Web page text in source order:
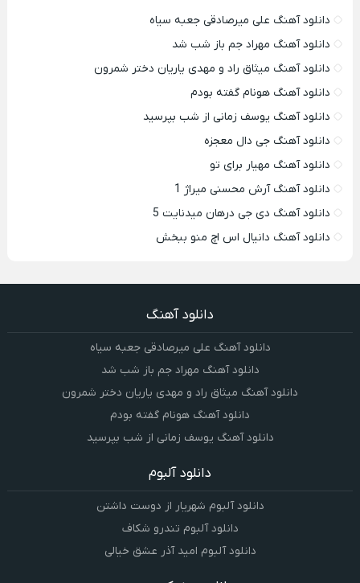
دانلود آهنگ علی میرصادقی جعبه سیاه
دانلود آهنگ مهراد جم باز شب شد
دانلود آهنگ میثاق راد و مهدی یاریان دختر شمرون
دانلود آهنگ هونام گفته بودم
دانلود آهنگ یوسف زمانی از شب بپرسید
دانلود آهنگ جی دال معجزه
دانلود آهنگ مهیار برای تو
دانلود آهنگ آرش محسنی میراژ 1
دانلود آهنگ دی جی درهان میدنایت 5
دانلود آهنگ دانیال اس اچ منو ببخش
دانلود آهنگ
دانلود آهنگ علی میرصادقی جعبه سیاه
دانلود آهنگ مهراد جم باز شب شد
دانلود آهنگ میثاق راد و مهدی یاریان دختر شمرون
دانلود آهنگ هونام گفته بودم
دانلود آهنگ یوسف زمانی از شب بپرسید
دانلود آلبوم
دانلود آلبوم شهریار از دوست داشتن
دانلود آلبوم تندرو شکاف
دانلود آلبوم امید آذر عشق خیالی